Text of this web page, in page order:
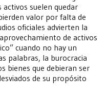
activos suelen quedar
valor por falta de
oficiales advierten la
de activos
cuando no hay un
palabras, la burocracia
bienes que debieran ser
de su propósito